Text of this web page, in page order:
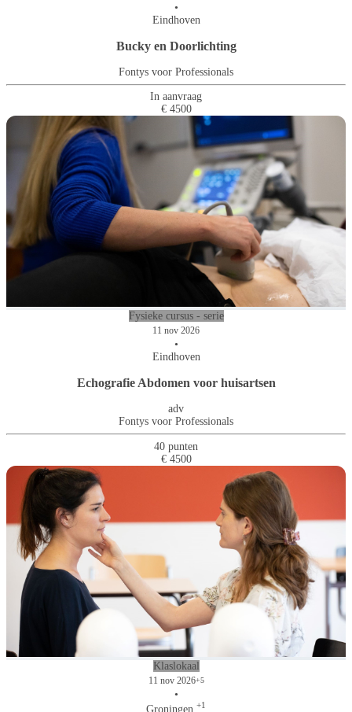
•
Eindhoven
Bucky en Doorlichting
Fontys voor Professionals
In aanvraag
€ 4500
Fysieke cursus - serie
11 nov 2026
•
Eindhoven
Echografie Abdomen voor huisartsen
adv
Fontys voor Professionals
40 punten
€ 4500
Klaslokaal
11 nov 2026+5
•
Groningen +1